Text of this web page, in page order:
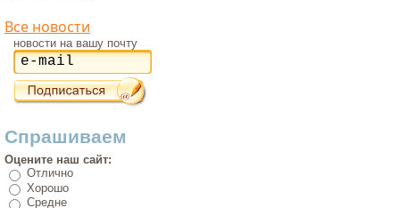
Все новости
новости на вашу почту
Спрашиваем
Оцените наш сайт:
Отлично
Хорошо
Средне